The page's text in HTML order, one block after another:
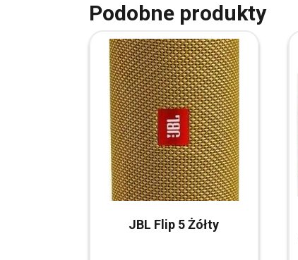
Podobne produkty
JBL Flip 5 Żółty